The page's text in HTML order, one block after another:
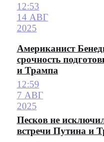
12:53
14 АВГ
2025
Американист
срочность
и Трампа
12:59
7 АВГ
2025
Песков не
встречи Путина и